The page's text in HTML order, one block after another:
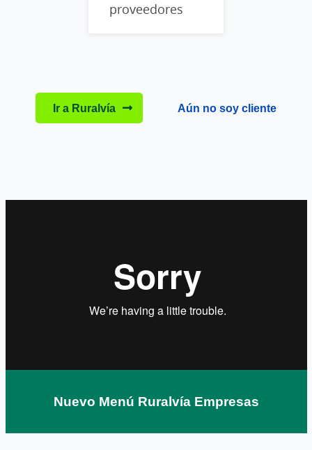
proveedores
Ir a Ruralvía Aún no soy cliente
Nuevo Menú Ruralvía Empresas